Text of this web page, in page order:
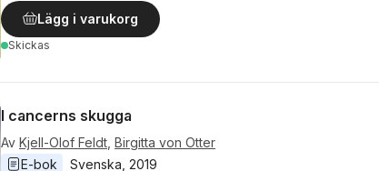
Lägg i varukorg
Skickas
I cancerns skugga
Av Kjell-Olof Feldt Birgitta von Otter
E-bok
Svenska 2019